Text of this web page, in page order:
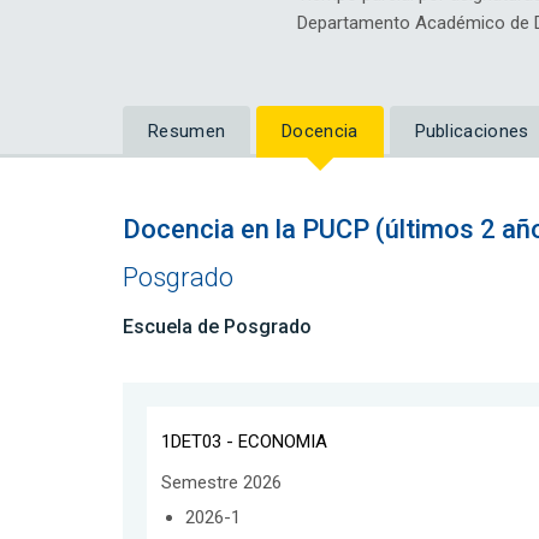
Departamento Académico de
Resumen Docencia Publicaciones
Docencia en la PUCP (últimos 2
Posgrado
Escuela de Posgrado
1DET03 - ECONOMIA
Semestre 2026
2026-1